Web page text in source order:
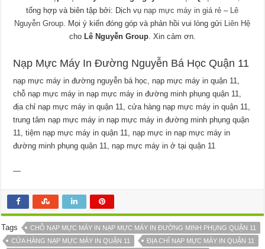
tổng hợp và biên tập bởi: Dịch vụ nạp mực máy in giá rẻ – Lê
Nguyễn Group . Mọi ý kiến đóng góp và phản hồi vui lòng gửi Liên Hệ
cho Lê Nguyễn Group. Xin cảm ơn.
Nạp Mực Máy In Đường Nguyễn Bá Học Quận 11
nạp mực máy in đường nguyễn bá học, nạp mực máy in quận 11,
chỗ nạp mực máy in nạp mực máy in đường minh phụng quận 11,
địa chỉ nạp mực máy in quận 11, cửa hàng nạp mực máy in quận 11,
trung tâm nạp mực máy in nạp mực máy in đường minh phụng quận
11, tiệm nạp mực máy in quận 11, nạp mực in nạp mực máy in
đường minh phụng quận 11, nạp mực máy in ở tại quận 11
—
Tags
CHỖ NẠP MỰC MÁY IN NẠP MỰC MÁY IN ĐƯỜNG MINH PHỤNG QUẬN 11
CỬA HÀNG NẠP MỰC MÁY IN QUẬN 11
ĐỊA CHỈ NẠP MỰC MÁY IN QUẬN 11